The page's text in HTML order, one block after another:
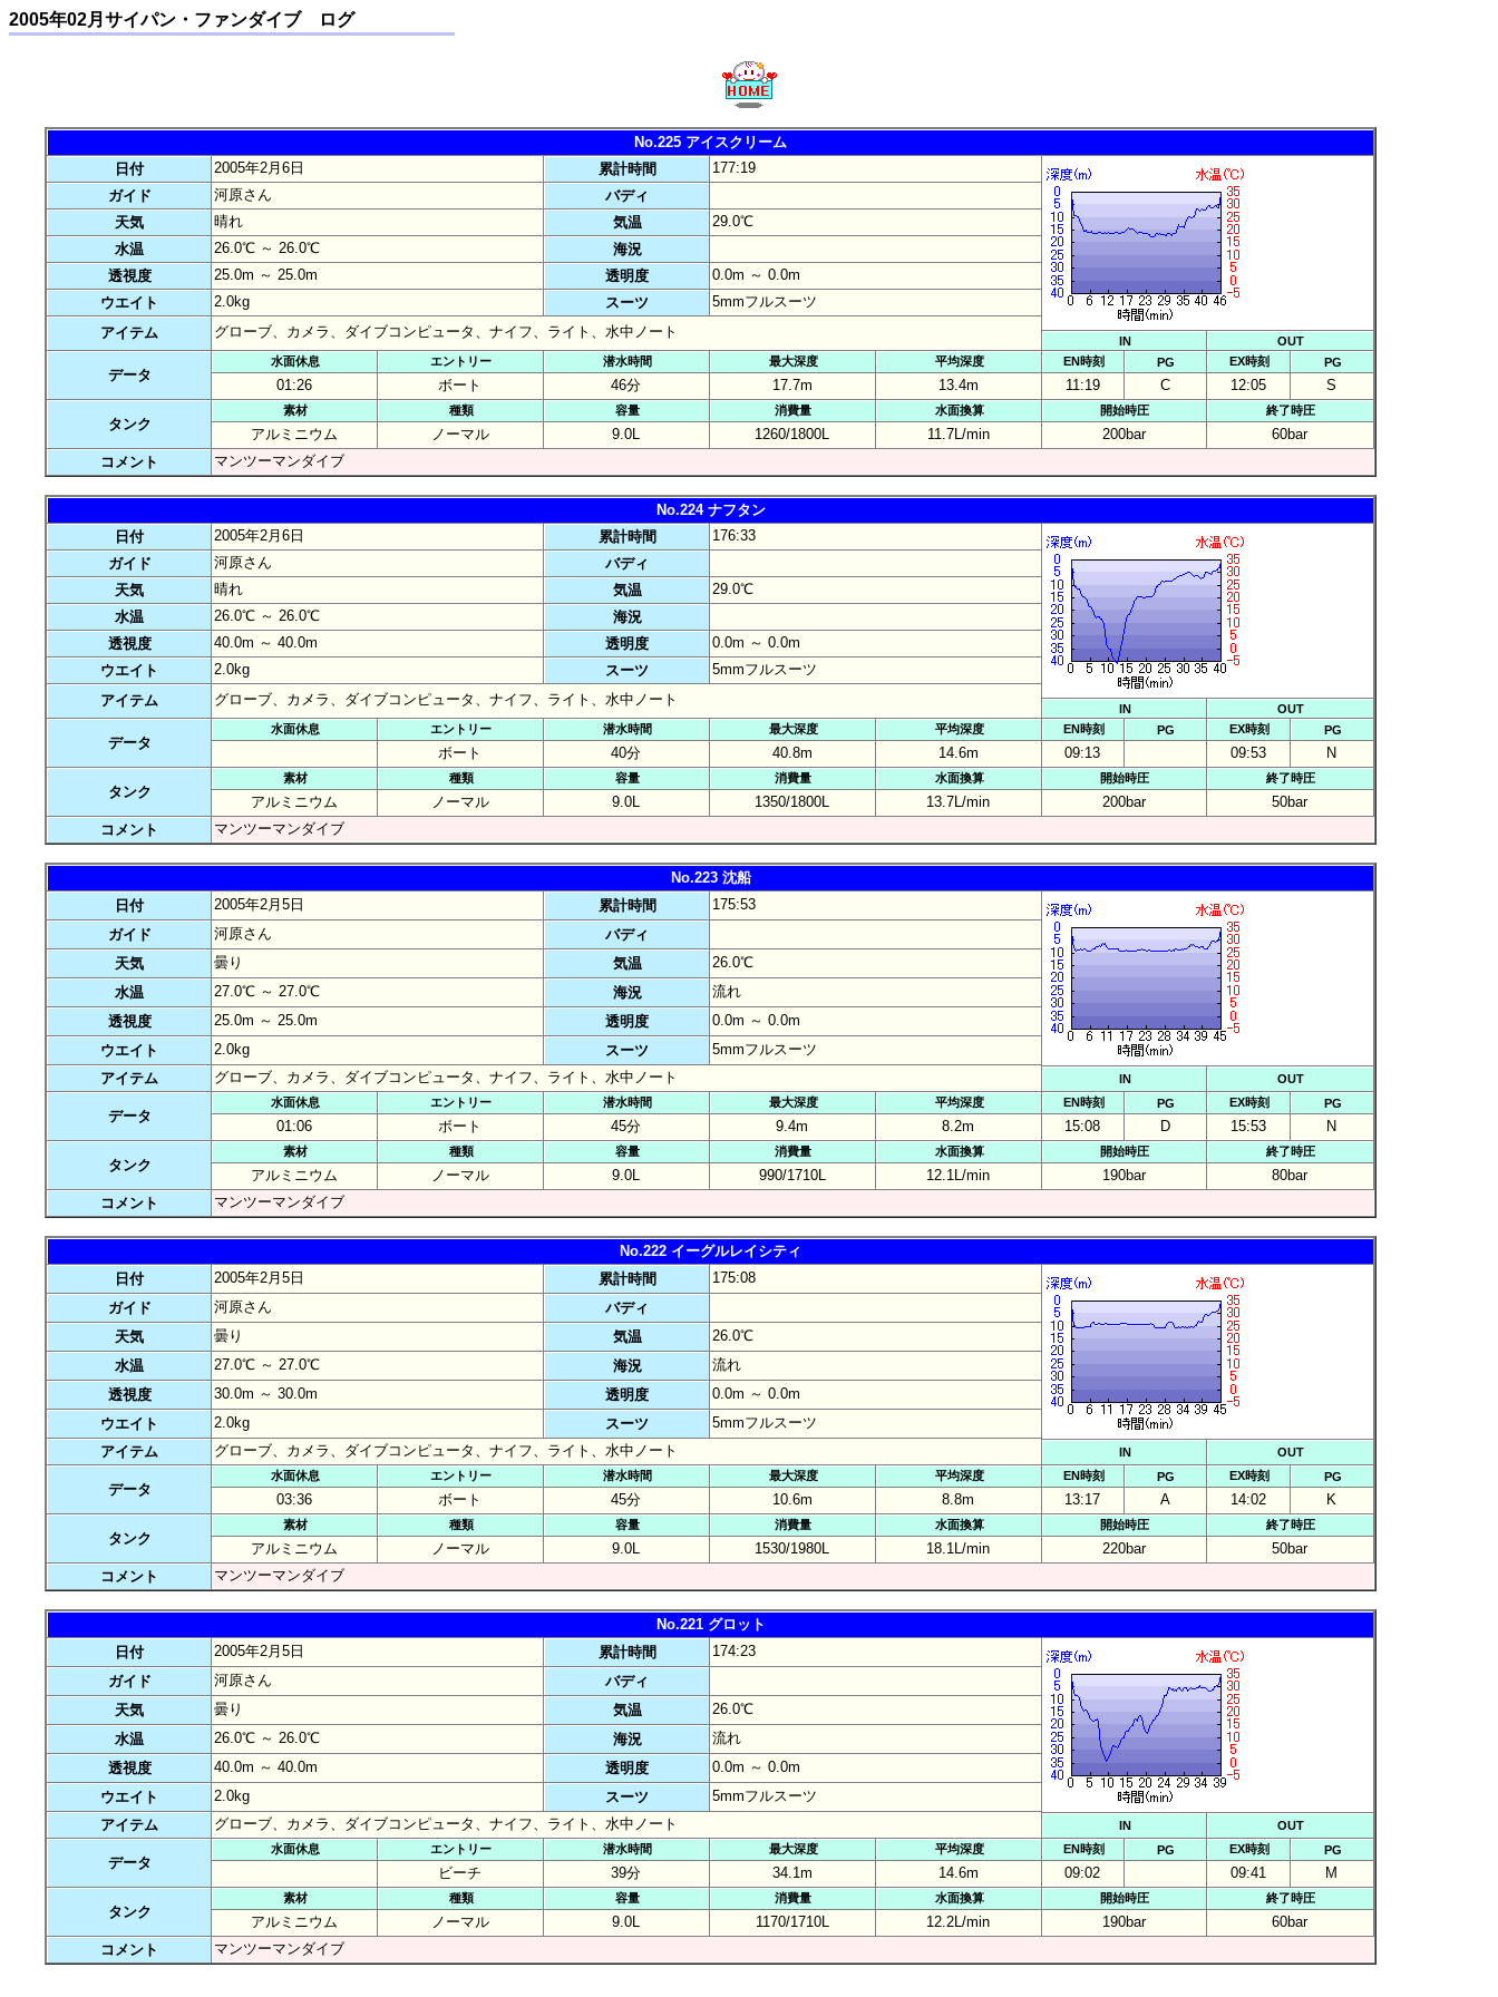
2005年02月サイパン・ファンダイブ ログ
No.225 アイスクリーム
日付
2005年2月6日 累計時間
177:19
ガイド
河原さん
バディ
天気
晴れ 気温
29.0℃
水温
26.0℃ ～ 26.0℃
海況
透視度
25.0m ～ 25.0m 透明度
0.0m ～ 0.0m
ウエイト
2.0kg スーツ
5mmフルスーツ
アイテム
グローブ、カメラ、ダイブコンピュータ、ナイフ、ライト、水中ノート
IN OUT
データ
水面休息 エントリー 潜水時間 最大深度 平均深度 EN時刻 PG EX時刻 PG
01:26 ボート 46分 17.7m 13.4m 11:19 C 12:05 S
タンク
素材 種類 容量 消費量 水面換算 開始時圧 終了時圧
アルミニウム ノーマル 9.0L 1260/1800L 11.7L/min 200bar
60bar
コメント
マンツーマンダイブ
No.224 ナフタン
日付
2005年2月6日 累計時間
176:33
ガイド
河原さん
バディ
天気
晴れ 気温
29.0℃
水温
26.0℃ ～ 26.0℃
海況
透視度
40.0m ～ 40.0m 透明度
0.0m ～ 0.0m
ウエイト
2.0kg スーツ
5mmフルスーツ
アイテム
グローブ、カメラ、ダイブコンピュータ、ナイフ、ライト、水中ノート
IN OUT
データ
水面休息 エントリー 潜水時間 最大深度 平均深度 EN時刻 PG EX時刻 PG
ボート 40分 40.8m 14.6m 09:13 09:53 N
タンク
素材 種類 容量 消費量 水面換算 開始時圧 終了時圧
アルミニウム ノーマル 9.0L 1350/1800L 13.7L/min 200bar
50bar
コメント
マンツーマンダイブ
No.223 沈船
日付
2005年2月5日 累計時間
175:53
ガイド
河原さん
バディ
天気
曇り 気温
26.0℃
水温
27.0℃ ～ 27.0℃ 海況
流れ
透視度
25.0m ～ 25.0m 透明度
0.0m ～ 0.0m
ウエイト
2.0kg スーツ
5mmフルスーツ
アイテム
グローブ、カメラ、ダイブコンピュータ、ナイフ、ライト、水中ノート IN OUT
データ
水面休息 エントリー 潜水時間 最大深度 平均深度 EN時刻 PG EX時刻 PG
01:06 ボート 45分 9.4m 8.2m 15:08 D 15:53 N
タンク
素材 種類 容量 消費量 水面換算 開始時圧 終了時圧
アルミニウム ノーマル 9.0L 990/1710L 12.1L/min 190bar
80bar
コメント
マンツーマンダイブ
No.222 イーグルレイシティ
日付
2005年2月5日 累計時間
175:08
ガイド
河原さん
バディ
天気
曇り 気温
26.0℃
水温
27.0℃ ～ 27.0℃ 海況
流れ
透視度
30.0m ～ 30.0m 透明度
0.0m ～ 0.0m
ウエイト
2.0kg スーツ
5mmフルスーツ
アイテム
グローブ、カメラ、ダイブコンピュータ、ナイフ、ライト、水中ノート IN OUT
データ
水面休息 エントリー 潜水時間 最大深度 平均深度 EN時刻 PG EX時刻 PG
03:36 ボート 45分 10.6m 8.8m 13:17 A 14:02 K
タンク
素材 種類 容量 消費量 水面換算 開始時圧 終了時圧
アルミニウム ノーマル 9.0L 1530/1980L 18.1L/min 220bar
50bar
コメント
マンツーマンダイブ
No.221 グロット
日付
2005年2月5日 累計時間
174:23
ガイド
河原さん
バディ
天気
曇り 気温
26.0℃
水温
26.0℃ ～ 26.0℃ 海況
流れ
透視度
40.0m ～ 40.0m 透明度
0.0m ～ 0.0m
ウエイト
2.0kg スーツ
5mmフルスーツ
アイテム
グローブ、カメラ、ダイブコンピュータ、ナイフ、ライト、水中ノート IN OUT
データ
水面休息 エントリー 潜水時間 最大深度 平均深度 EN時刻 PG EX時刻 PG
ビーチ 39分 34.1m 14.6m 09:02 09:41 M
タンク
素材 種類 容量 消費量 水面換算 開始時圧 終了時圧
アルミニウム ノーマル 9.0L 1170/1710L 12.2L/min 190bar
60bar
コメント
マンツーマンダイブ